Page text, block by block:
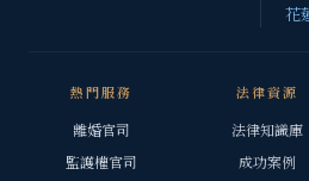
花
熱門服務
離婚官司
監護權官司
法律資源
法律知識庫
成功案例